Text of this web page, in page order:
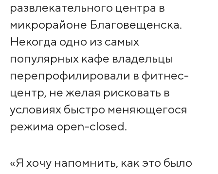
развлекательного центра в
микрорайоне Благовещенска.
Некогда одно из самых
популярных кафе владельцы
перепрофилировали в фитнес-
центр, не желая рисковать в
условиях быстро меняющегося
режима open-closed.
«Я хочу напомнить, как это было